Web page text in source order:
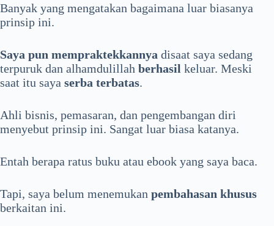
Banyak yang mengatakan bagaimana luar biasanya
prinsip ini.
Saya pun mempraktekkannya disaat saya sedang
terpuruk dan alhamdulillah berhasil keluar. Meski
saat itu saya serba terbatas.
Ahli bisnis, pemasaran, dan pengembangan diri
menyebut prinsip ini. Sangat luar biasa katanya.
Entah berapa ratus buku atau ebook yang saya baca.
Tapi, saya belum menemukan pembahasan khusus
berkaitan ini.